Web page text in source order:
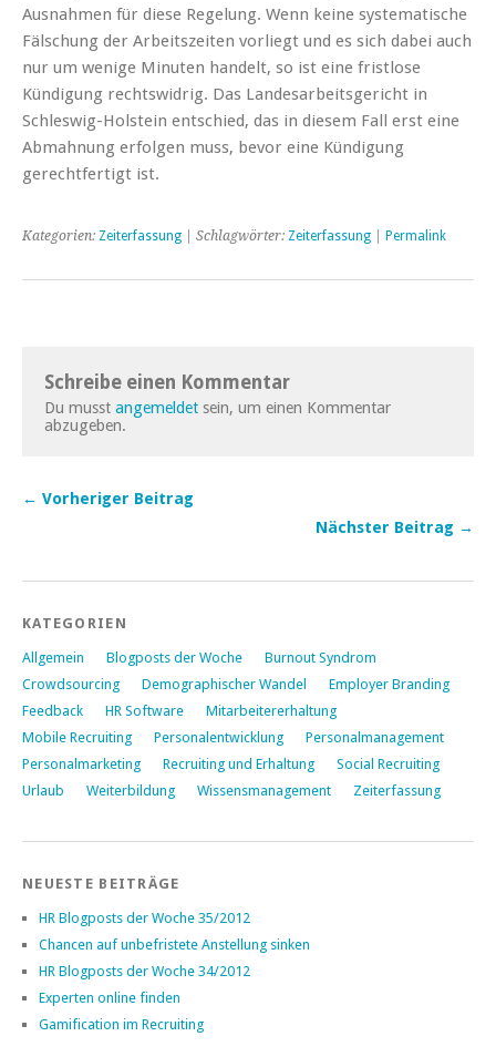
Ausnahmen für diese Regelung. Wenn keine systematische
Fälschung der Arbeitszeiten vorliegt und es sich dabei auch
nur um wenige Minuten handelt, so ist eine fristlose
Kündigung rechtswidrig. Das Landesarbeitsgericht in
Schleswig-Holstein entschied, das in diesem Fall erst eine
Abmahnung erfolgen muss, bevor eine Kündigung
gerechtfertigt ist.
Kategorien: Zeiterfassung | Schlagwörter: Zeiterfassung Permalink
Schreibe einen Kommentar
Du musst angemeldet sein, um einen Kommentar
abzugeben.
← Vorheriger Beitrag
Nächster Beitrag →
KATEGORIEN
Allgemein Blogposts der Woche
Burnout Syndrom
Crowdsourcing
Demographischer Wandel
Employer Branding
Feedback
HR Software
Mitarbeitererhaltung
Mobile Recruiting
Personalentwicklung
Personalmanagement
Personalmarketing
Recruiting und Erhaltung
Social Recruiting
Urlaub
Weiterbildung Wissensmanagement Zeiterfassung
NEUESTE BEITRÄGE
HR Blogposts der Woche 35/2012
Chancen auf unbefristete Anstellung sinken
HR Blogposts der Woche 34/2012
Experten online finden
Gamification im Recruiting